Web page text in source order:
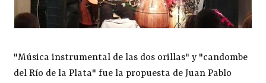
"Música instrumental de las dos orillas" y "candombe
del Río de la Plata" fue la propuesta de Juan Pablo